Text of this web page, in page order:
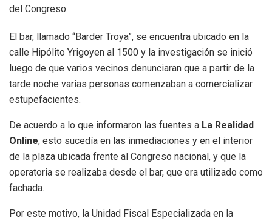
del Congreso.
El bar, llamado “Barder Troya”, se encuentra ubicado en la
calle Hipólito Yrigoyen al 1500 y la investigación se inició
luego de que varios vecinos denunciaran que a partir de la
tarde noche varias personas comenzaban a comercializar
estupefacientes.
De acuerdo a lo que informaron las fuentes a La Realidad
Online, esto sucedía en las inmediaciones y en el interior
de la plaza ubicada frente al Congreso nacional, y que la
operatoria se realizaba desde el bar, que era utilizado como
fachada.
Por este motivo, la Unidad Fiscal Especializada en la